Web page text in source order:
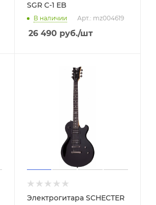
SGR C-1 EB
В наличии Арт.: mz004619
26 490руб./шт
Электрогитара SCHECTER